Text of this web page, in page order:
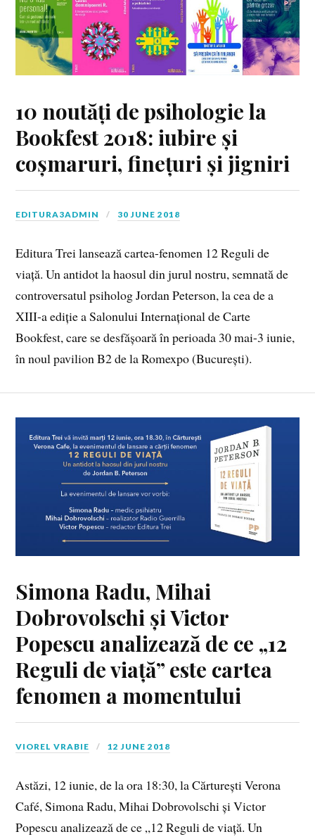
10 noutăți de psihologie la
Bookfest 2018: iubire și
coșmaruri, finețuri și jigniri
EDITURA3ADMIN 30 JUNE 2018
Editura Trei lansează cartea-fenomen 12 Reguli de
viață. Un antidot la haosul din jurul nostru, semnată de
controversatul psiholog Jordan Peterson, la cea de a
XIII-a ediție a Salonului Internațional de Carte
Bookfest, care se desfășoară în perioada 30 mai-3 iunie,
în noul pavilion B2 de la Romexpo (București).
Simona Radu, Mihai
Dobrovolschi și Victor
Popescu analizează de ce „12
Reguli de viață” este cartea
fenomen a momentului
VIOREL VRABIE 12 JUNE 2018
Astăzi, 12 iunie, de la ora 18:30, la Cărturești Verona
Café, Simona Radu, Mihai Dobrovolschi și Victor
Popescu analizează de ce „12 Reguli de viață. Un